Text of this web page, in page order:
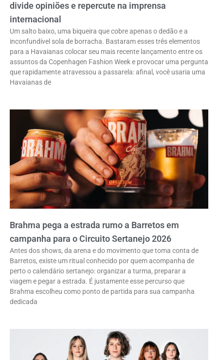
divide opiniões e repercute na imprensa
internacional
Um salto baixo, uma biqueira que cobre apenas o dedão e a
inconfundível sola de borracha. Bastaram esses três elementos
para a Havaianas colocar seu mais recente lançamento entre os
assuntos da Copenhagen Fashion Week e provocar uma pergunta
que rapidamente atravessou a passarela: afinal, você usaria uma
Havaianas de
Brahma pega a estrada rumo a Barretos em
campanha para o Circuito Sertanejo 2026
Antes dos shows, da arena e do movimento que toma conta de
Barretos, existe um ritual conhecido por quem acompanha de
perto o calendário sertanejo: organizar a turma, preparar a
viagem e pegar a estrada. É justamente esse percurso que
Brahma escolheu como ponto de partida para sua campanha
dedicada